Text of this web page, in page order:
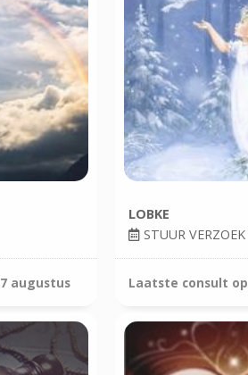
7 augustus
LOBKE
STUUR VERZOEK
Laatste consult op